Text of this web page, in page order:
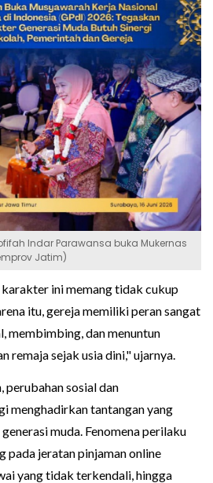
Indar Parawansa buka Mukernas
Jatim)
ini memang tidak cukup
itu, gereja memiliki peran sangat
membimbing, dan menuntun
remaja sejak usia dini," ujarnya.
perubahan sosial dan
menghadirkan tantangan yang
muda. Fenomena perilaku
pada jeratan pinjaman online
yang tidak terkendali, hingga